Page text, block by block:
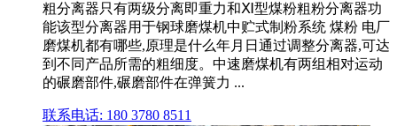
粗分离器只有两级分离即重力和Ⅺ型煤粉粗粉分离器功
能该型分离器用于钢球磨煤机中贮式制粉系统 煤粉 电厂
磨煤机都有哪些,原理是什么年月日通过调整分离器,可达
到不同产品所需的粗细度。中速磨煤机有两组相对运动
的碾磨部件,碾磨部件在弹簧力 ...
联系电话: 180 3780 8511